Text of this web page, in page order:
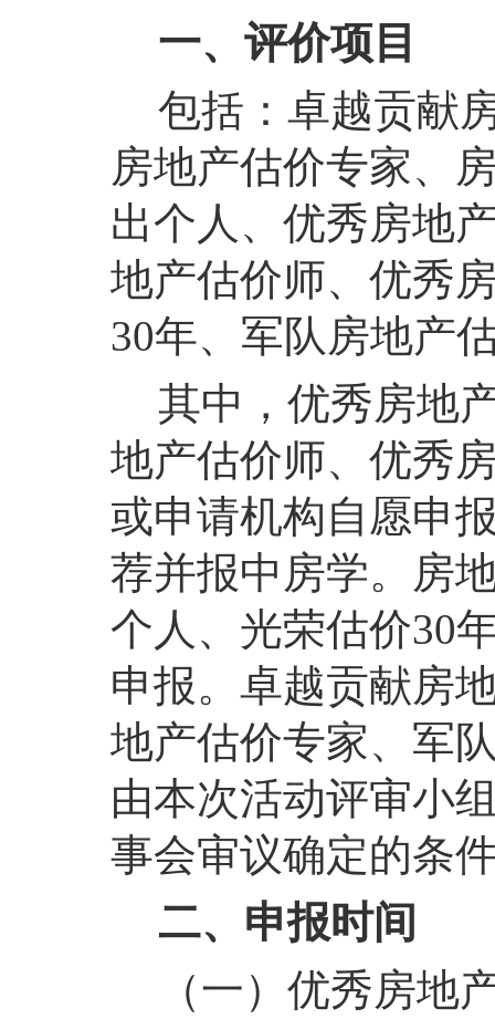
一、评价项目
包括：卓越贡献
房地产估价专家、
出个人、优秀房地
地产估价师、优秀
30年、军队房地产
其中，优秀房地
地产估价师、优秀
或申请机构自愿申
荐并报中房学。房
个人、光荣估价30
申报。卓越贡献房
地产估价专家、军
由本次活动评审小
事会审议确定的条
二、申报时间
（一）优秀房地